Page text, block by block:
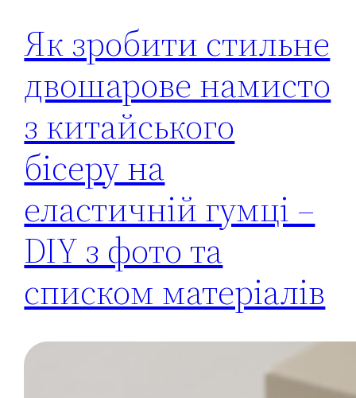
Як зробити стильне
двошарове намисто
з китайського
бісеру на
еластичній гумці –
DIY з фото та
списком матеріалів